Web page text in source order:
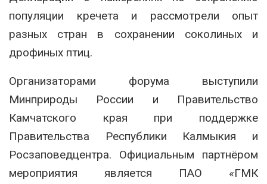
популяции кречета и рассмотрели опыт
разных стран в сохранении соколиных и
дрофиных птиц.
Организаторами форума выступили
Минприроды России и Правительство
Камчатского края при поддержке
Правительства Республики Калмыкия и
Росзаповедцентра. Официальным партнёром
мероприятия является ПАО «ГМК